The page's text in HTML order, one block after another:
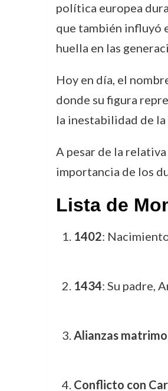
política europea
que también influyó
huella en las
Hoy en día, el
donde su figura
la inestabilidad de
A pesar de la
importancia de los
Lista de
1402:
1434: Su padre,
Alianzas
Conflicto con